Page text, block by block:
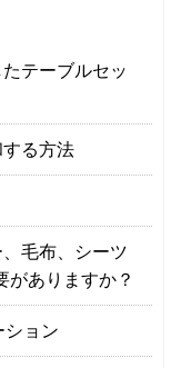
テーブルセッ
る方法
毛布、シーツ
がありますか？
ション